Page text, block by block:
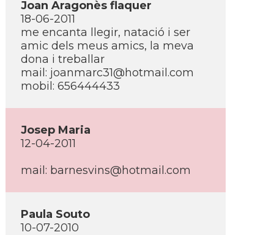
Joan Aragonès flaquer
18-06-2011
me encanta llegir, natació i ser
amic dels meus amics, la meva
dona i treballar
mail: joanmarc31@hotmail.com
mobil: 656444433
Josep Maria
12-04-2011
mail: barnesvins@hotmail.com
Paula Souto
10-07-2010